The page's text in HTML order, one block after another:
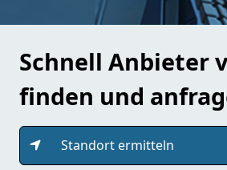
Schnell Anbieter
finden und
Standort ermitteln